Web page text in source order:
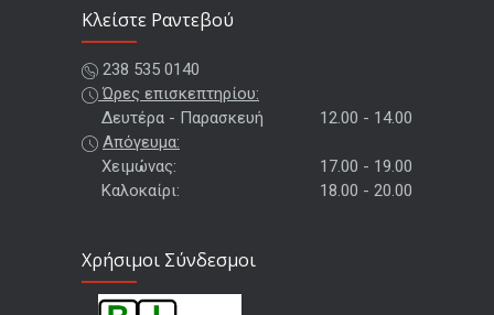
Kλείστε Ραντεβού
238 535 0140
Ώρες επισκεπτηρίου:
Δευτέρα - Παρασκευή
12.00 - 14.00
Απόγευμα:
Χειμώνας:
17.00 - 19.00
Καλοκαίρι:
18.00 - 20.00
Χρήσιμοι Σύνδεσμοι